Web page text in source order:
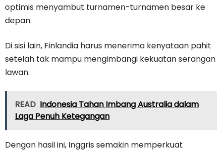
optimis menyambut turnamen-turnamen besar ke
depan.
Di sisi lain, Finlandia harus menerima kenyataan pahit
setelah tak mampu mengimbangi kekuatan serangan
lawan.
READ Indonesia Tahan Imbang Australia dalam
Laga Penuh Ketegangan
Dengan hasil ini, Inggris semakin memperkuat